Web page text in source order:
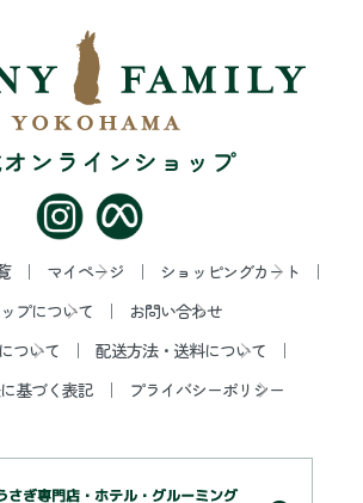
マイページ
ショッピングカート
プについて
お問い合わせ
ついて
配送方法・送料について
基づく表記
プライバシーポリシー